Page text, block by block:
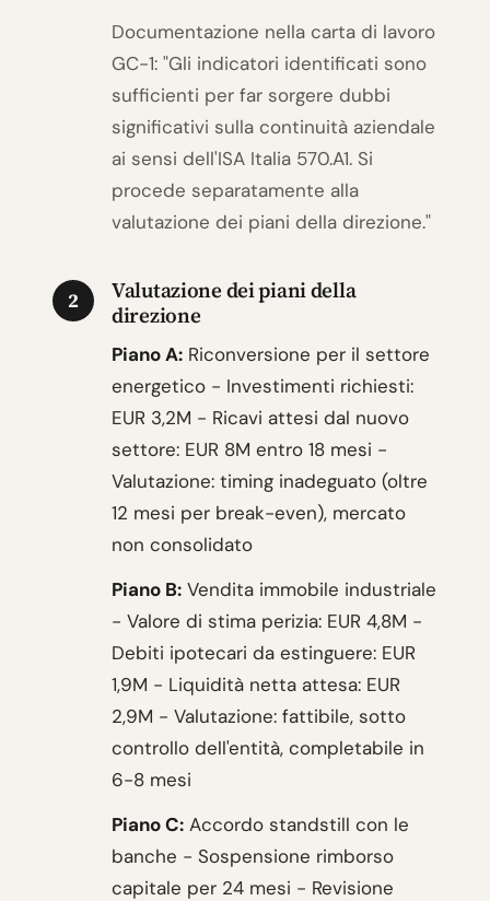
Documentazione nella carta di lavoro
GC-1: "Gli indicatori identificati sono
sufficienti per far sorgere dubbi
significativi sulla continuità aziendale
ai sensi dell'ISA Italia 570.A1. Si
procede separatamente alla
valutazione dei piani della direzione."
2
Valutazione dei piani della
direzione
Piano A: Riconversione per il settore
energetico - Investimenti richiesti:
EUR 3,2M - Ricavi attesi dal nuovo
settore: EUR 8M entro 18 mesi -
Valutazione: timing inadeguato (oltre
12 mesi per break-even), mercato
non consolidato
Piano B: Vendita immobile industriale
- Valore di stima perizia: EUR 4,8M -
Debiti ipotecari da estinguere: EUR
1,9M - Liquidità netta attesa: EUR
2,9M - Valutazione: fattibile, sotto
controllo dell'entità, completabile in
6-8 mesi
Piano C: Accordo standstill con le
banche - Sospensione rimborso
capitale per 24 mesi - Revisione